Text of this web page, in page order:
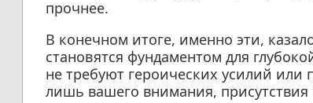
прочнее.
В конечном итоге, именно эти,
становятся фундаментом для
не требуют героических усилий или
лишь вашего внимания, присутствия